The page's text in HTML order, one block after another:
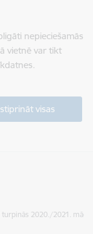
nepieciešamās
vietnē var tikt
visas
2020./2021.